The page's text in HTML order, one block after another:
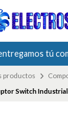
tú
productos
Switch